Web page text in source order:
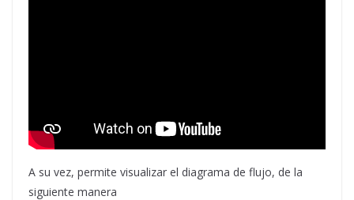
A su vez, permite visualizar el diagrama de flujo, de la
siguiente manera